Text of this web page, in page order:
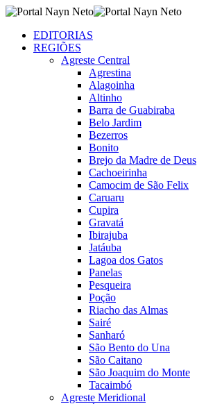
EDITORIAS
REGIÕES
Agreste Central
Agrestina
Alagoinha
Altinho
Barra de Guabiraba
Belo Jardim
Bezerros
Bonito
Brejo da Madre de Deus
Cachoeirinha
Camocim de São Felix
Caruaru
Cupira
Gravatá
Ibirajuba
Jatáuba
Lagoa dos Gatos
Panelas
Pesqueira
Poção
Riacho das Almas
Sairé
Sanharó
São Bento do Una
São Caitano
São Joaquim do Monte
Tacaimbó
Agreste Meridional